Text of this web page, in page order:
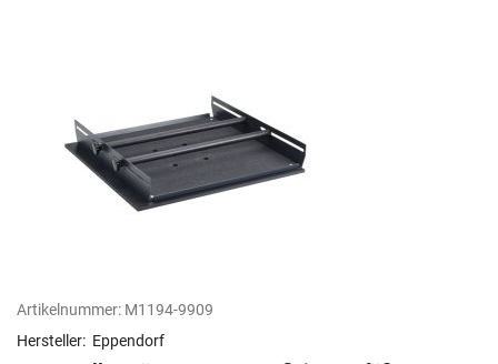
Artikelnummer: M1194-9909
Hersteller: Eppendorf